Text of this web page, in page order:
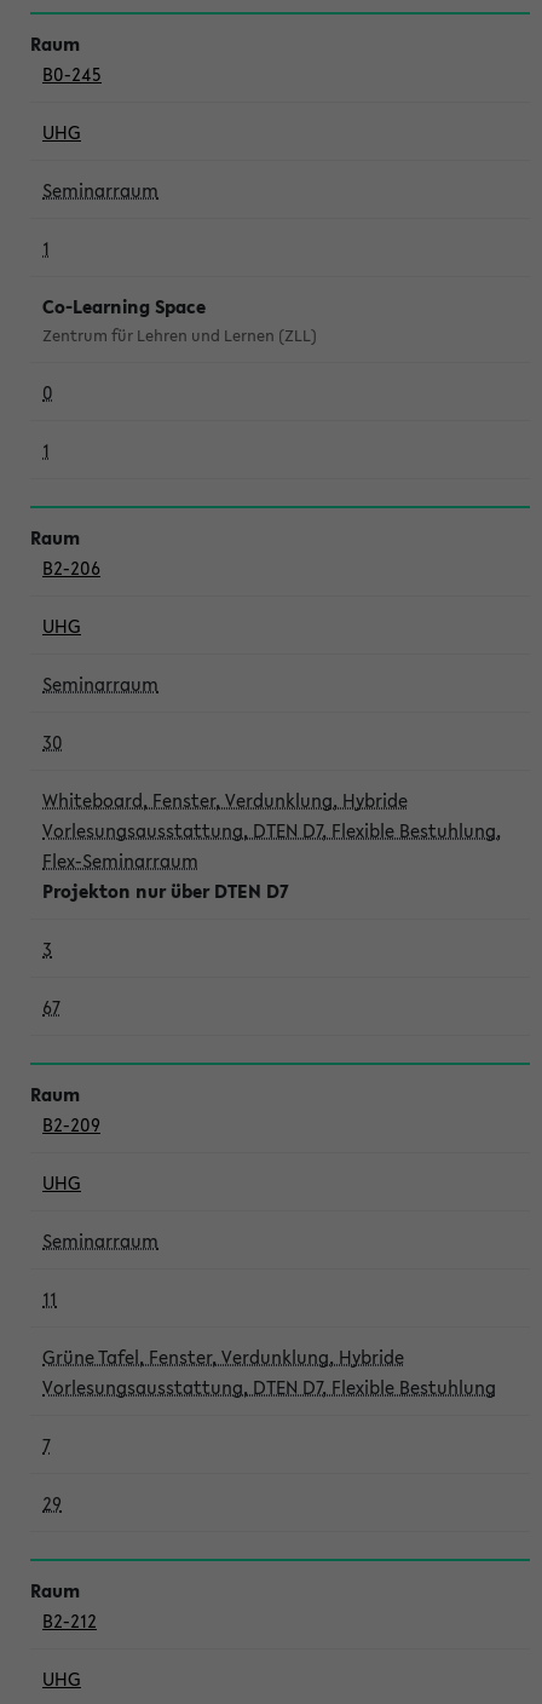
B0-245
UHG
Seminarraum
1
Co-Learning Space
Zentrum für Lehren und Lernen (ZLL)
0
1
B2-206
UHG
Seminarraum
30
Whiteboard, Fenster, Verdunklung, Hybride
Vorlesungsausstattung, DTEN D7, Flexible Bestuhlung,
Flex-Seminarraum
Projekton nur über DTEN D7
3
67
B2-209
UHG
Seminarraum
11
Grüne Tafel, Fenster, Verdunklung, Hybride
Vorlesungsausstattung, DTEN D7, Flexible Bestuhlung
7
29
B2-212
UHG